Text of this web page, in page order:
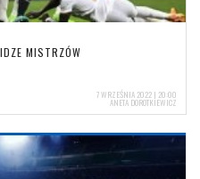
MISTRZÓW
7 WRZEŚNIA 2022 | 20:00
ANETA DOROTKIEWICZ